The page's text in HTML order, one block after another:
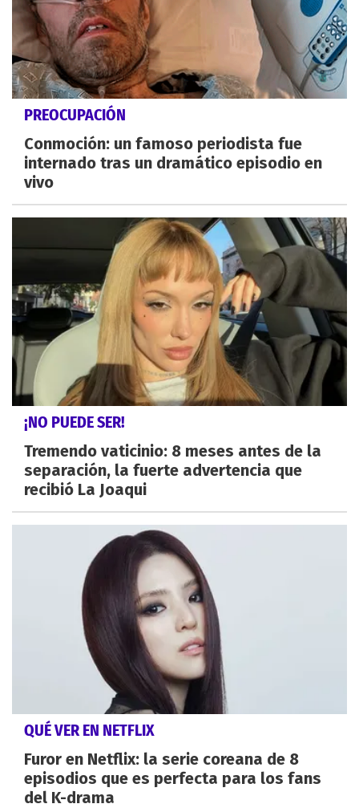
PREOCUPACIÓN
Conmoción: un famoso periodista fue
internado tras un dramático episodio en
vivo
¡NO PUEDE SER!
Tremendo vaticinio: 8 meses antes de la
separación, la fuerte advertencia que
recibió La Joaqui
QUÉ VER EN NETFLIX
Furor en Netflix: la serie coreana de 8
episodios que es perfecta para los fans
del K-drama